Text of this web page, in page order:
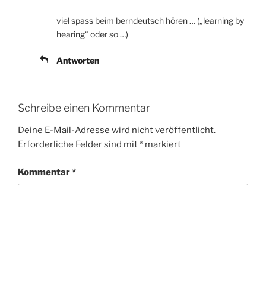
viel spass beim berndeutsch hören … („learning by
hearing“ oder so …)
Antworten
Schreibe einen Kommentar
Deine E-Mail-Adresse wird nicht veröffentlicht.
Erforderliche Felder sind mit* markiert
Kommentar*